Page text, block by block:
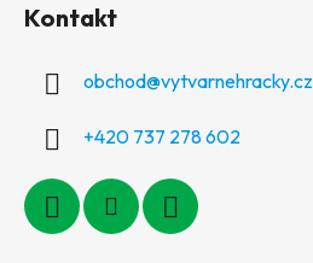
Kontakt
obchod@vytvarnehracky.cz
+420 737 278 602